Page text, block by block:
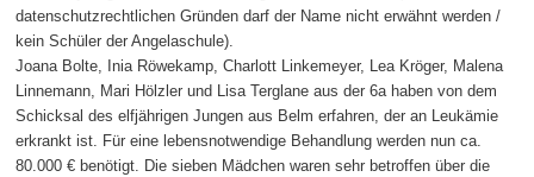
datenschutzrechtlichen Gründen darf der Name nicht erwähnt werden /
kein Schüler der Angelaschule).
Joana Bolte, Inia Röwekamp, Charlott Linkemeyer, Lea Kröger, Malena
Linnemann, Mari Hölzler und Lisa Terglane aus der 6a haben von dem
Schicksal des elfjährigen Jungen aus Belm erfahren, der an Leukämie
erkrankt ist. Für eine lebensnotwendige Behandlung werden nun ca.
80.000 € benötigt. Die sieben Mädchen waren sehr betroffen über die